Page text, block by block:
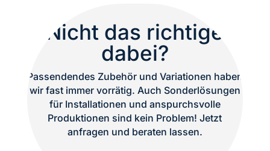
Nicht das richtige
dabei?
Passendendes Zubehör und Variationen haben
wir fast immer vorrätig. Auch Sonderlösungen
für Installationen und anspurchsvolle
Produktionen sind kein Problem! Jetzt
anfragen und beraten lassen.